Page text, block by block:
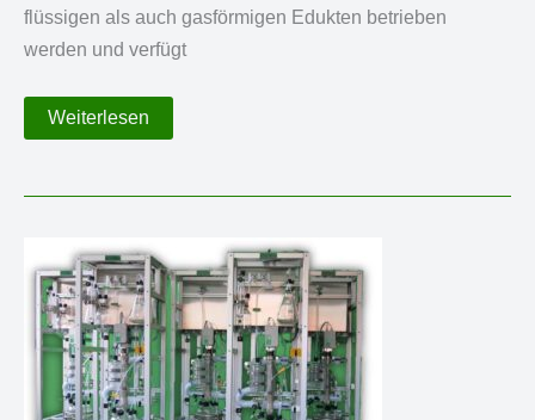
flüssigen als auch gasförmigen Edukten betrieben
werden und verfügt
Gerührter
Druckreaktor
Polymerisation
Weiterlesen